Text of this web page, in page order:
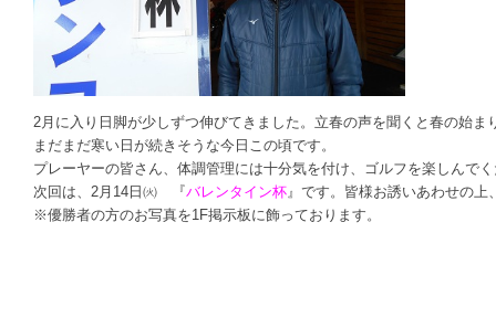
2月に入り日脚が少しずつ伸びてきました。立春の声を聞くと春の始ま
まだまだ寒い日が続きそうな今日この頃です。
プレーヤーの皆さん、体調管理には十分気を付け、ゴルフを楽しんで
次回は、2月14日㈫ 『バレンタイン杯』です。皆様お誘いあわせの上
※優勝者の方のお写真を1F掲示板に飾っております。